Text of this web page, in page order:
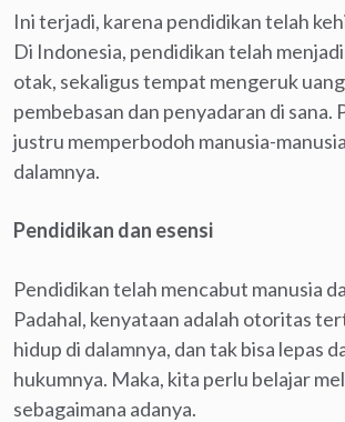
Ini terjadi, karena pendidikan telah
Di Indonesia, pendidikan telah
otak, sekaligus tempat mengeruk
pembebasan dan penyadaran di sana.
justru memperbodoh manusia-
dalamnya.
Pendidikan dan esensi
Pendidikan telah mencabut manusia
Padahal, kenyataan adalah otoritas
hidup di dalamnya, dan tak bisa lepas
hukumnya. Maka, kita perlu belajar
sebagaimana adanya.